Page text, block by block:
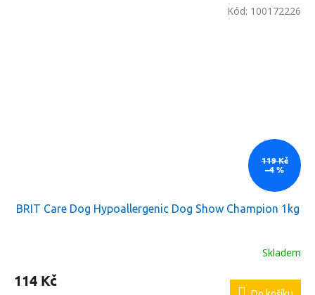
119 Kč
–4 %
BRIT Care Dog Hypoallergenic Dog Show Champion 1kg
Skladem
114 Kč
Kód: 100172226